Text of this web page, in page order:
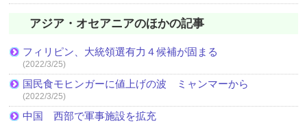
アジア・オセアニアのほかの記事
フィリピン、大統領選有力４候補が固まる
(2022/3/25)
国民食モヒンガーに値上げの波 ミャンマーから
(2022/3/25)
中国 西部で軍事施設を拡充